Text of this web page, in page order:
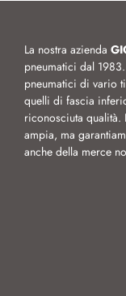
La nostra azienda
pneumatici dal
pneumatici di vario
quelli di fascia
riconosciuta
ampia, ma
anche della merce